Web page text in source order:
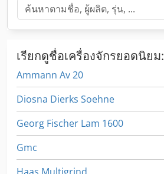
เรียกดูชื่อเครื่องจักรยอดนิยม:
Ammann Av 20
Diosna Dierks Soehne
Georg Fischer Lam 1600
Gmc